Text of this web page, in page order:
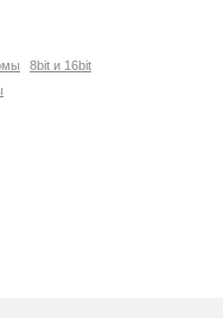
8bit и 16bit